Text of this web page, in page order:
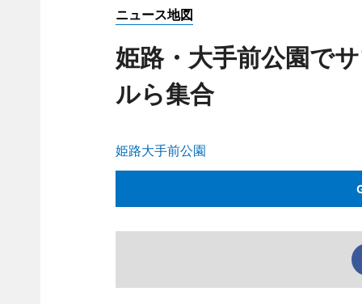
ニュース地図
姫路・大手前公園で
ルら集合
姫路大手前公園